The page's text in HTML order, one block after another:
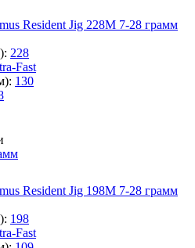
Resident Jig 228M 7-28 грамм
228
Fast
130
Resident Jig 198M 7-28 грамм
198
Fast